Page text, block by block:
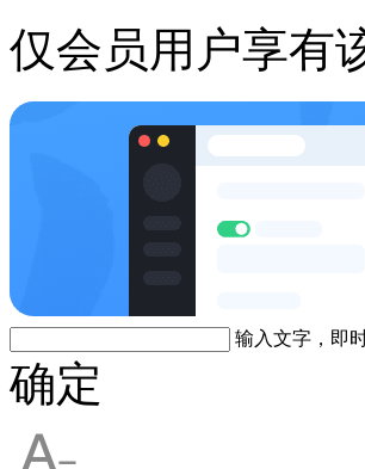
仅会员用户享有
输入文字，即
确定